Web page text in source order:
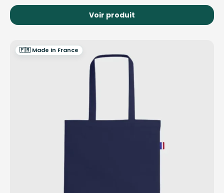
Voir produit
🇫🇷 Made in France